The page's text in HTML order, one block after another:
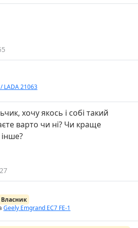
LADA 21063
хочу якось і собі такий
варто чи ні? Чи краще
Власник
Geely Emgrand EC7 FE-1